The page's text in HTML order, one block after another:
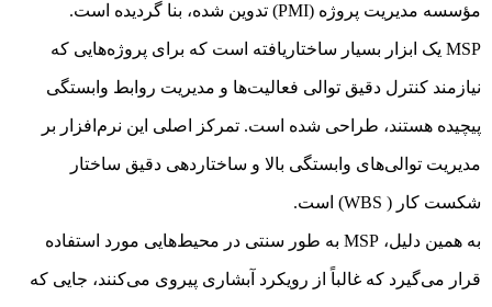
مؤسسه مدیریت پروژه (PMI) تدوین شده، بنا گردیده است.
MSP یک ابزار بسیار ساختاریافته است که برای پروژه‌هایی که
نیازمند کنترل دقیق توالی فعالیت‌ها و مدیریت روابط وابستگی
پیچیده هستند، طراحی شده است. تمرکز اصلی این نرم‌افزار بر
مدیریت توالی‌های وابستگی بالا و ساختاردهی دقیق ساختار
شکست کار ( WBS) است.
به همین دلیل، MSP به طور سنتی در محیط‌هایی مورد استفاده
قرار می‌گیرد که غالباً از رویکرد آبشاری پیروی می‌کنند، جایی که